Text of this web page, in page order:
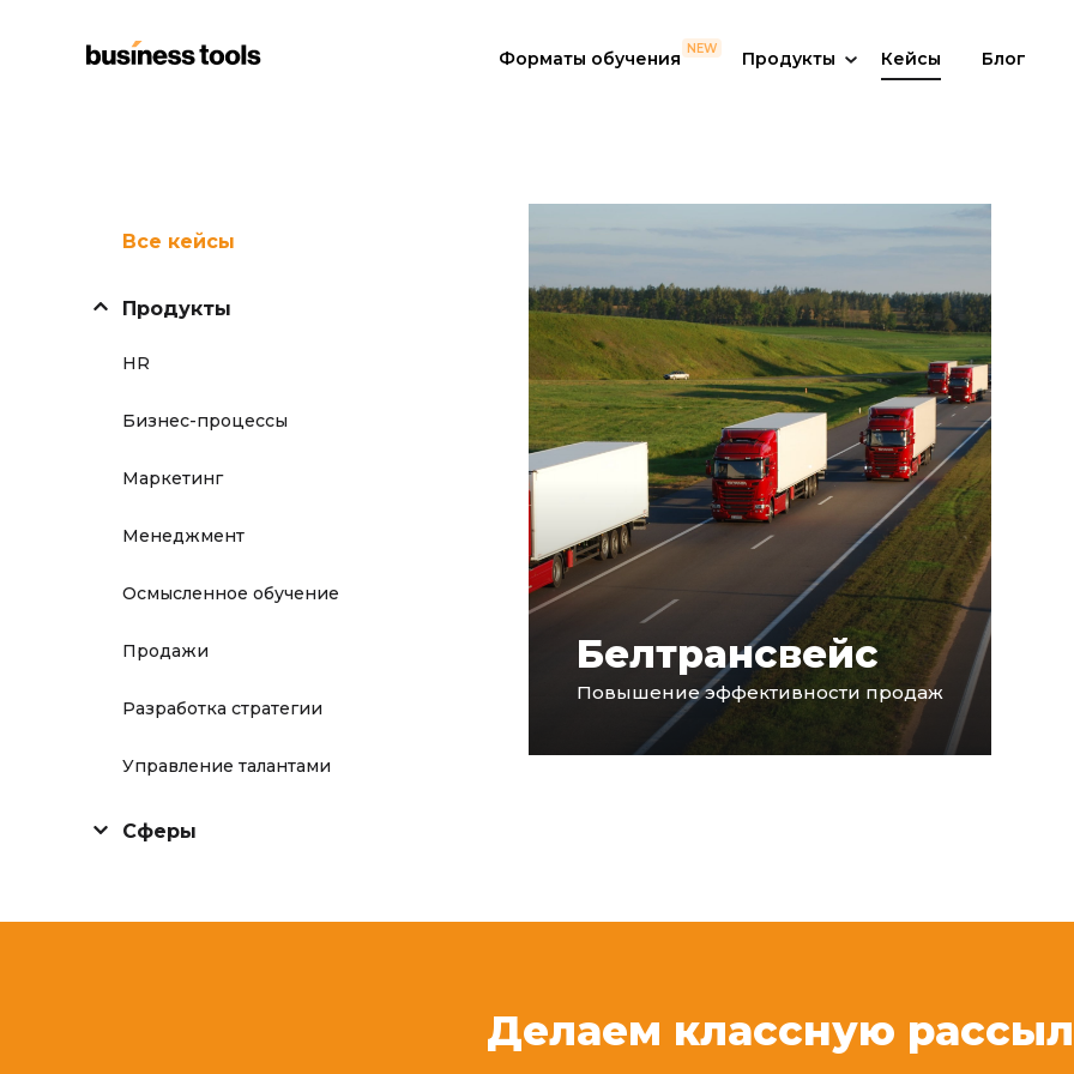
Форматы обучения Продукты Кейсы Блог
Все кейсы
Продукты
HR
Бизнес-процессы
Маркетинг
Менеджмент
Осмысленное обучение
Продажи
Разработка стратегии
Управление талантами
Сферы
Белтрансвейс
Повышение эффективности продаж
Делаем классную